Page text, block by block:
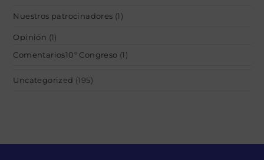
Nuestros patrocinadores (1)
Opinión (1)
Comentarios10º Congreso (1)
Uncategorized (195)